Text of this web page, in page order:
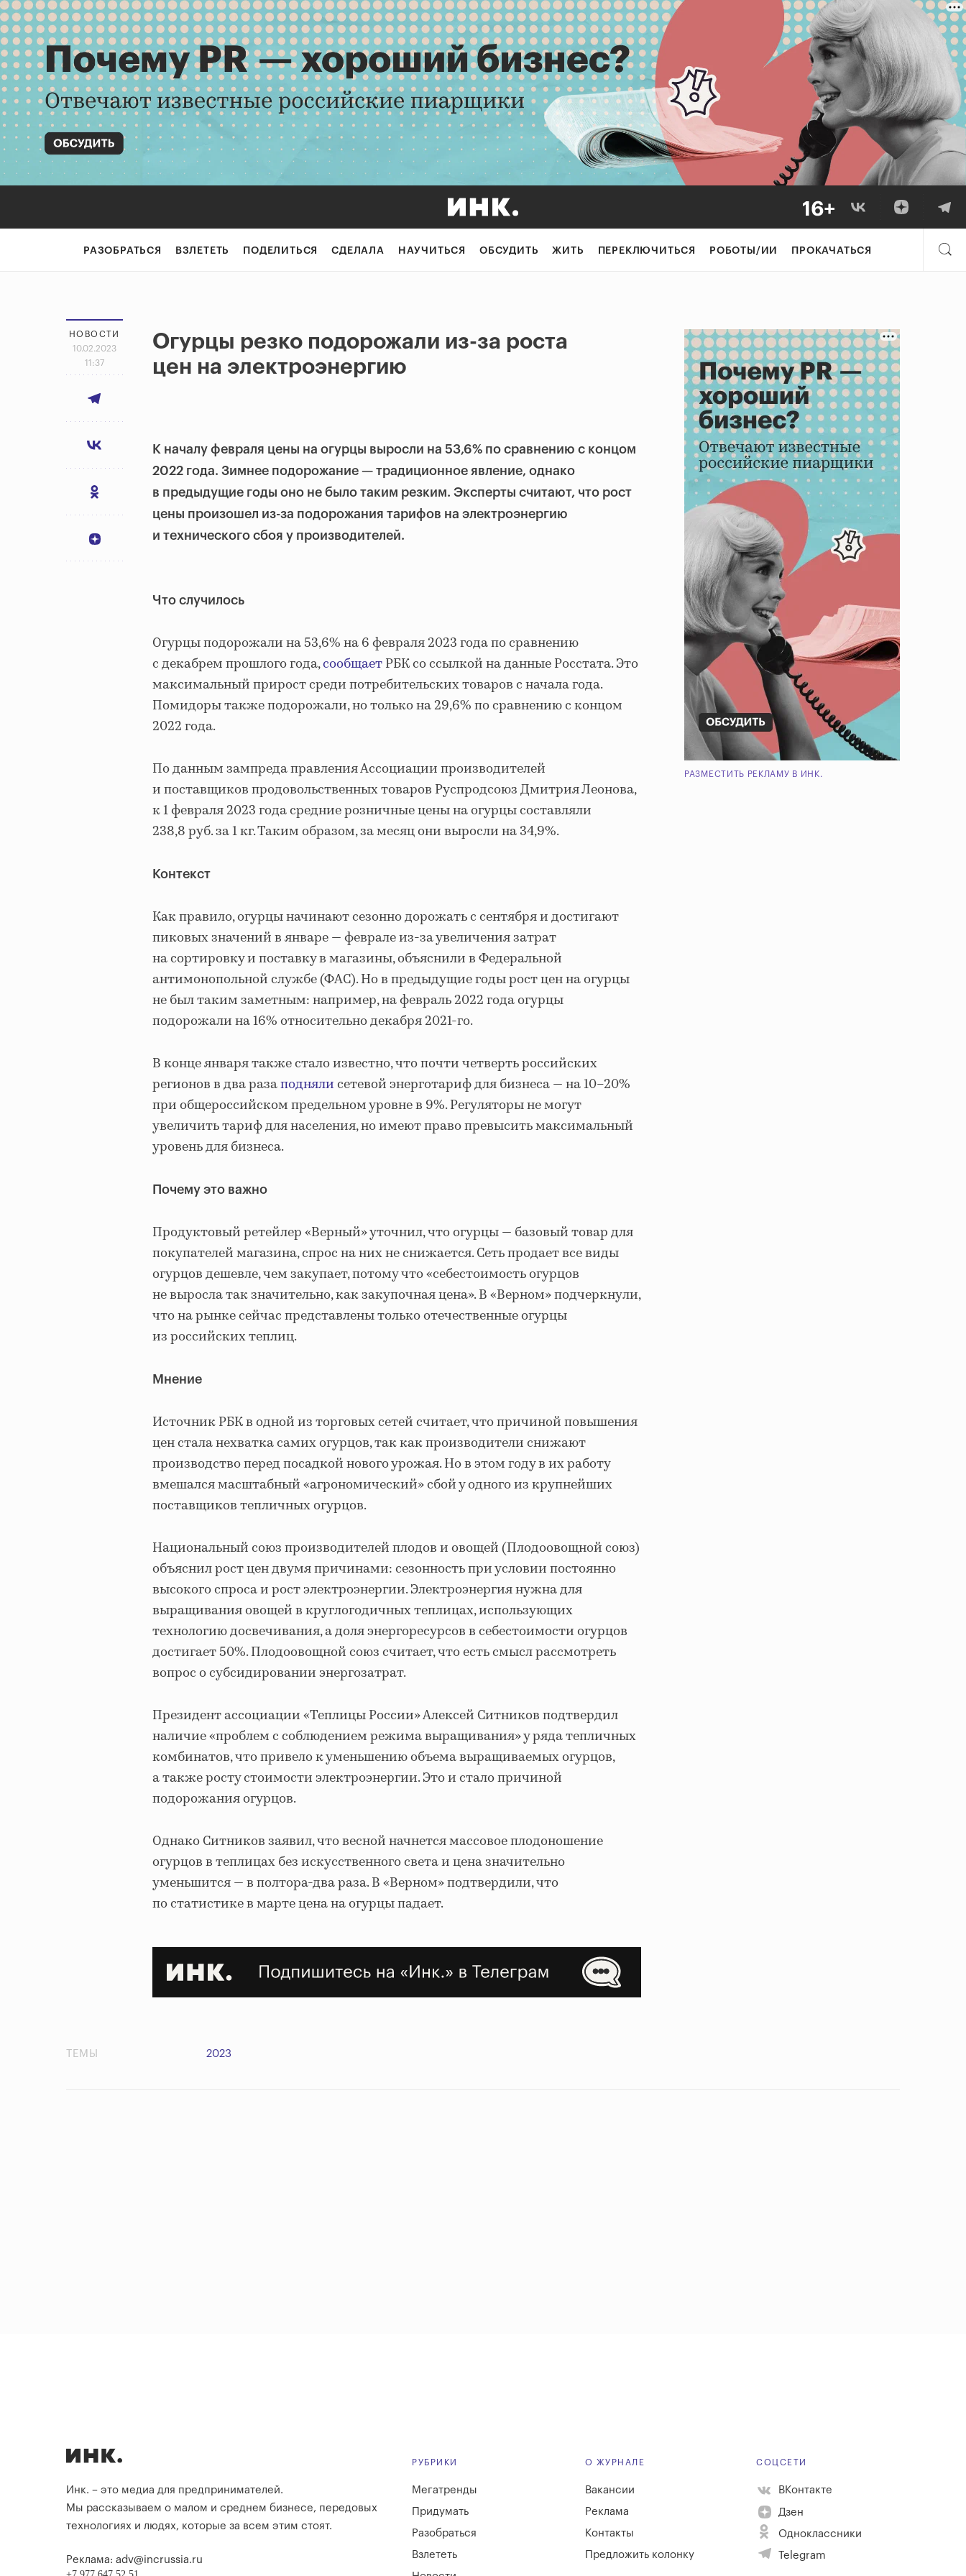
РАЗОБРАТЬСЯ ВЗЛЕТЕТЬ ПОДЕЛИТЬСЯ СДЕЛАЛА НАУЧИТЬСЯ ОБСУДИТЬ ЖИТЬ ПЕРЕКЛЮЧИТЬСЯ РОБОТЫ/ИИ ПРОКАЧАТЬСЯ
НОВОСТИ
10.02.2023
11:37
Огурцы резко подорожали из-за роста
цен на электроэнергию
К началу февраля цены на огурцы выросли на 53,6% по сравнению с концом
2022 года. Зимнее подорожание — традиционное явление, однако
в предыдущие годы оно не было таким резким. Эксперты считают, что рост
цены произошел из-за подорожания тарифов на электроэнергию
и технического сбоя у производителей.
Что случилось
Огурцы подорожали на 53,6% на 6 февраля 2023 года по сравнению
с декабрем прошлого года,сообщаетРБК со ссылкой на данные Росстата. Это
максимальный прирост среди потребительских товаров с начала года.
Помидоры также подорожали, но только на 29,6% по сравнению с концом
2022 года.
По данным зампреда правления Ассоциации производителей
и поставщиков продовольственных товаров Руспродсоюз Дмитрия Леонова,
к 1 февраля 2023 года средние розничные цены на огурцы составляли
238,8 руб. за 1 кг. Таким образом, за месяц они выросли на 34,9%.
Контекст
Как правило, огурцы начинают сезонно дорожать с сентября и достигают
пиковых значений в январе — феврале из-за увеличения затрат
на сортировку и поставку в магазины, объяснили в Федеральной
антимонопольной службе (ФАС). Но в предыдущие годы рост цен на огурцы
не был таким заметным: например, на февраль 2022 года огурцы
подорожали на 16% относительно декабря 2021-го.
В конце января также стало известно, что почти четверть российских
регионов в два разаподнялисетевой энерготариф для бизнеса — на 10–20%
при общероссийском предельном уровне в 9%. Регуляторы не могут
увеличить тариф для населения, но имеют право превысить максимальный
уровень для бизнеса.
Почему это важно
Продуктовый ретейлер «Верный» уточнил, что огурцы — базовый товар для
покупателей магазина, спрос на них не снижается. Сеть продает все виды
огурцов дешевле, чем закупает, потому что «себестоимость огурцов
не выросла так значительно, как закупочная цена». В «Верном» подчеркнули,
что на рынке сейчас представлены только отечественные огурцы
из российских теплиц.
Мнение
Источник РБК в одной из торговых сетей считает, что причиной повышения
цен стала нехватка самих огурцов, так как производители снижают
производство перед посадкой нового урожая. Но в этом году в их работу
вмешался масштабный «агрономический» сбой у одного из крупнейших
поставщиков тепличных огурцов.
Национальный союз производителей плодов и овощей (Плодоовощной союз)
объяснил рост цен двумя причинами: сезонность при условии постоянно
высокого спроса и рост электроэнергии. Электроэнергия нужна для
выращивания овощей в круглогодичных теплицах, использующих
технологию досвечивания, а доля энергоресурсов в себестоимости огурцов
достигает 50%. Плодоовощной союз считает, что есть смысл рассмотреть
вопрос о субсидировании энергозатрат.
Президент ассоциации «Теплицы России» Алексей Ситников подтвердил
наличие «проблем с соблюдением режима выращивания» у ряда тепличных
комбинатов, что привело к уменьшению объема выращиваемых огурцов,
а также росту стоимости электроэнергии. Это и стало причиной
подорожания огурцов.
Однако Ситников заявил, что весной начнется массовое плодоношение
огурцов в теплицах без искусственного света и цена значительно
уменьшится — в полтора-два раза. В «Верном» подтвердили, что
по статистике в марте цена на огурцы падает.
РАЗМЕСТИТЬ РЕКЛАМУ В ИНК.
ТЕМЫ 2023
Инк. – это медиа для предпринимателей.
Мы рассказываем о малом и среднем бизнесе, передовых
технологиях и людях, которые за всем этим стоят.
Реклама: adv@incrussia.ru
РУБРИКИ
Мегатренды
Придумать
Разобраться
Взлететь
О ЖУРНАЛЕ
Вакансии
Реклама
Контакты
Предложить колонку
СОЦСЕТИ
ВКонтакте
Дзен
Одноклассники
Telegram